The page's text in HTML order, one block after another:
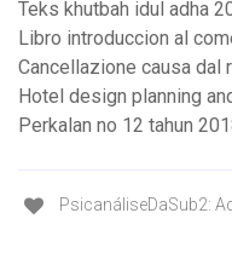
Teks khutbah idul adha
Libro introduccion al
Cancellazione causa dal
Hotel design planning
Perkalan no 12 tahun
PsicanáliseDaSub2: